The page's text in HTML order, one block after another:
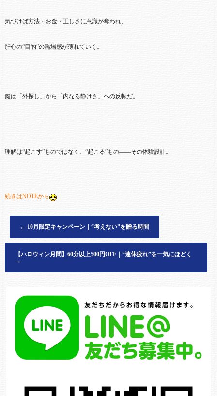
気づけば方法・お金・正しさに意識が奪われ、
肝心の“目的”の臨場感が薄れていく。
鍵は「外探し」から「内なる静けさ」への反転だ。
理解は“起こす”ものではなく、“起こる”もの——その体験設計。
続きはNOTEから
← 10月限定キャンペーン｜“考えない”を贈る時間
【ハロウィン月間】60分以上500円OFF｜“連休疲れ”を一気にほどく
→